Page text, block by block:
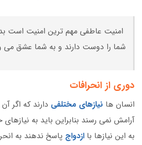
امنیت عاطفی مهم ترین امنیت است
شما را دوست دارند و به شما عشق می
دوری از انحرافات
انسان ها نیازهای مختلفی دارند که اگر
آرامش نمی رسند بنابراین باید به
به این نیازها با ازدواج پاسخ ندهند به